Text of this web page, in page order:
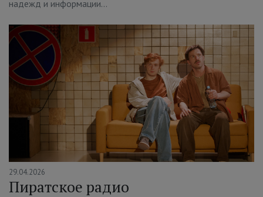
надежд и информации…
29.04.2026
Пиратское радио